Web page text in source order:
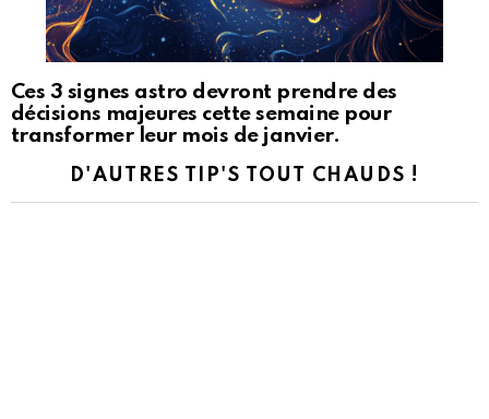
Ces 3 signes astro devront prendre des
décisions majeures cette semaine pour
transformer leur mois de janvier.
D'AUTRES TIP'S TOUT CHAUDS !